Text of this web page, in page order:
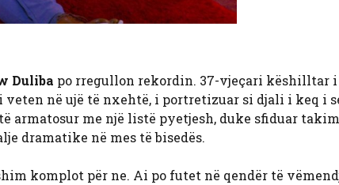
Duliba po rregullon rekordin. 37-vjeçari këshilltar
në ujë të nxehtë, i portretizuar si djali i keq i
armatosur me një listë pyetjesh, duke sfiduar
dramatike në mes të bisedës.
komplot për ne. Ai po futet në qendër të